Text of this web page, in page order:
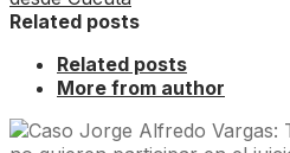
Related posts
Related posts
More from author